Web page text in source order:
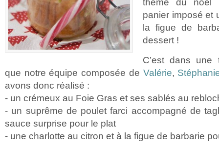
thème du noël
panier imposé et
la figue de
dessert !
C’est dans une
que notre équipe composée de Valérie,
avons donc réalisé :
- un crémeux au Foie Gras et ses sablés au
- un suprême de poulet farci accompagné de
sauce surprise pour le plat
- une charlotte au citron et à la figue de barbarie